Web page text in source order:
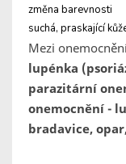
změna barevnosti
suchá, praskající
Mezi
lupénka
parazitární
onemocnění -
bradavice,